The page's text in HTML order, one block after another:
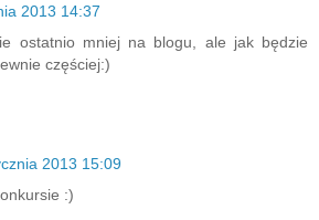
2013 14:37
ostatnio mniej na blogu, ale jak będzie
częściej:)
2013 15:09
:)